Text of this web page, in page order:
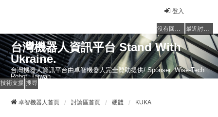
登入
沒有回覆的主題 最近討論的主題
台灣機器人資訊平台 Stand With
Ukraine.
台灣機器人資訊平台由卓智機器人完全贊助提供/ Sponser: Wise-Tech
Robot, Taiwan
技術支援 搜尋
卓智機器人首頁 討論區首頁 硬體 KUKA